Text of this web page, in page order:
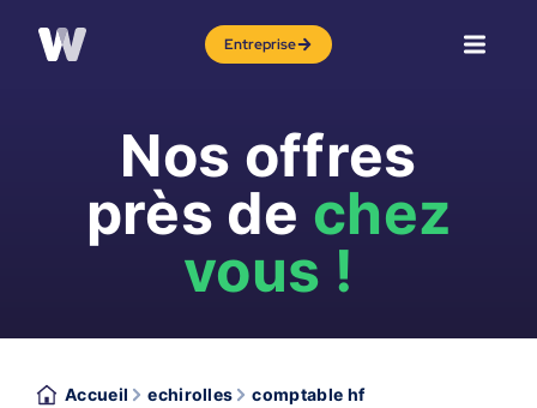
Entreprise
Nos offres
près de chez
vous !
Accueil echirolles comptable hf